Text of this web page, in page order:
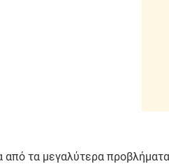
από τα μεγαλύτερα